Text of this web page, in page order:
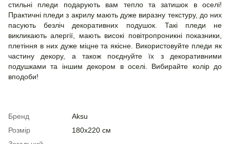
стильні пледи подарують вам тепло та затишок в оселі!
Практичні пледи з акрилу мають дуже виразну текстуру, до них
пасують безліч декоративних подушок. Такі пледи не
викликають алергії, мають високі повітропроникні показники,
плетіння в них дуже міцне та якісне. Використовуйте пледи як
частину декору, а також поєднуйте їх з декоративними
подушками та іншим декором в оселі. Вибирайте колір до
вподоби!
Бренд
Aksu
Розмір
180х220 см